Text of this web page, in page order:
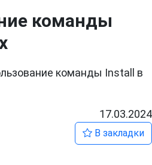
команды
команды Install в
17.03.2024
В закладки